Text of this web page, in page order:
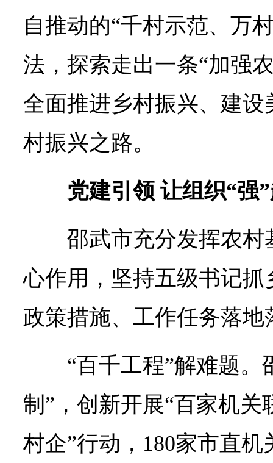
自推动的“千村示范、万
法，探索走出一条“加强
全面推进乡村振兴、建设
村振兴之路。
党建引领 让组织“强
邵武市充分发挥农
心作用，坚持五级书记
政策措施、工作任务落地
“百千工程”解难题。
制”，创新开展“百家机
村企”行动，180家市直